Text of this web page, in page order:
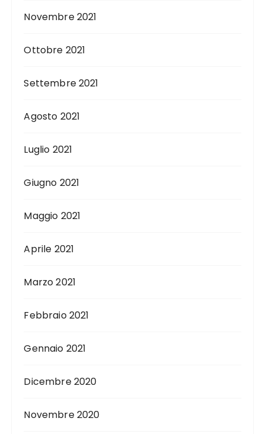
Novembre 2021
Ottobre 2021
Settembre 2021
Agosto 2021
Luglio 2021
Giugno 2021
Maggio 2021
Aprile 2021
Marzo 2021
Febbraio 2021
Gennaio 2021
Dicembre 2020
Novembre 2020